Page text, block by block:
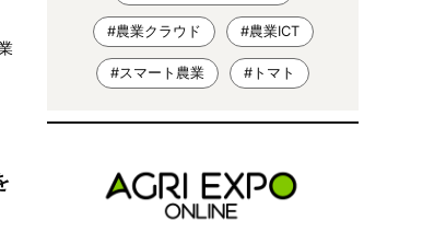
#農業クラウド #農業ICT
#スマート農業 #トマト